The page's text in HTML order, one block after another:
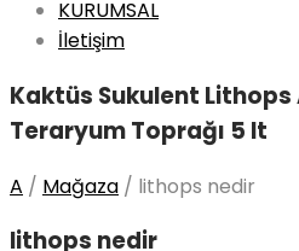
KURUMSAL
İletişim
Kaktüs Sukulent Lithops
Teraryum Toprağı 5 lt
A / Mağaza / lithops nedir
lithops nedir